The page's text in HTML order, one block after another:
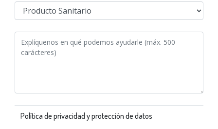
Política de privacidad y protección de datos